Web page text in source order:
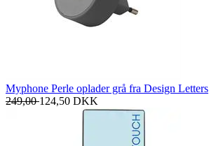
Myphone Perle oplader grå fra Design Letters
249,00124,50 DKK